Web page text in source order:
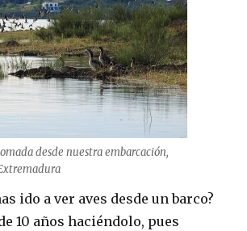
desde nuestra embarcación,
ido a ver aves desde un barco?
10 años haciéndolo, pues